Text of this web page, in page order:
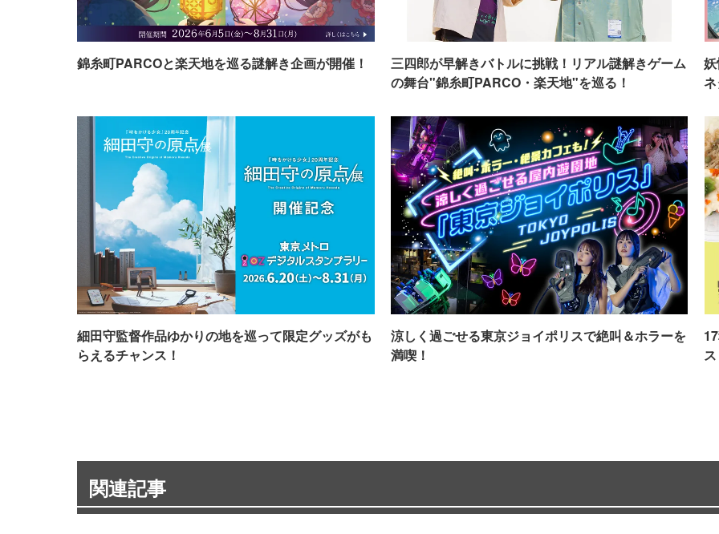
錦糸町PARCOと楽天地を巡る謎解き企画が開催！
三四郎が早解きバトルに挑戦！リアル謎解きゲーム
の舞台"錦糸町PARCO・楽天地"を巡る！
細田守監督作品ゆかりの地を巡って限定グッズがも
らえるチャンス！
涼しく過ごせる東京ジョイポリスで絶叫＆ホラーを
満喫！
関連記事